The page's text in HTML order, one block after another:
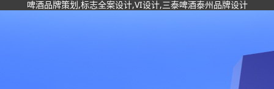
啤酒品牌策划,标志全案设计,VI设计,三泰啤酒泰州品牌设计